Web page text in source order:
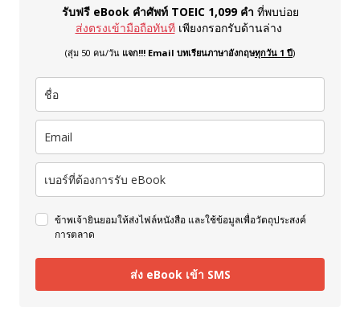
รับฟรี eBook คำศัพท์ TOEIC 1,099 คำ ที่พบบ่อย
ส่งตรงเข้ามือถือทันที เพียงกรอกรับด้านล่าง
(สุ่ม 50 คน/วัน แจก!!! Email บทเรียนภาษาอังกฤษทุกวัน 1 ปี)
ข้าพเจ้ายินยอมให้ส่งไฟล์หนังสือ และใช้ข้อมูลเพื่อวัตถุประสงค์
การตลาด
ส่ง eBook เข้า SMS